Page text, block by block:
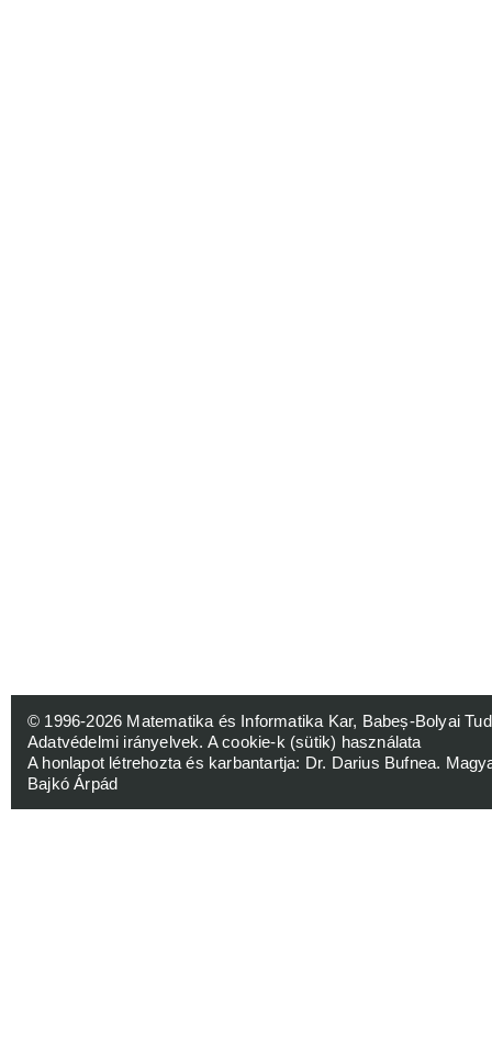
© 1996-2026 Matematika és Informatika Kar, Babeș-Bolyai
Adatvédelmi irányelvek. A cookie-k (sütik) használata
A honlapot létrehozta és karbantartja: Dr. Darius Bufnea.
Bajkó Árpád